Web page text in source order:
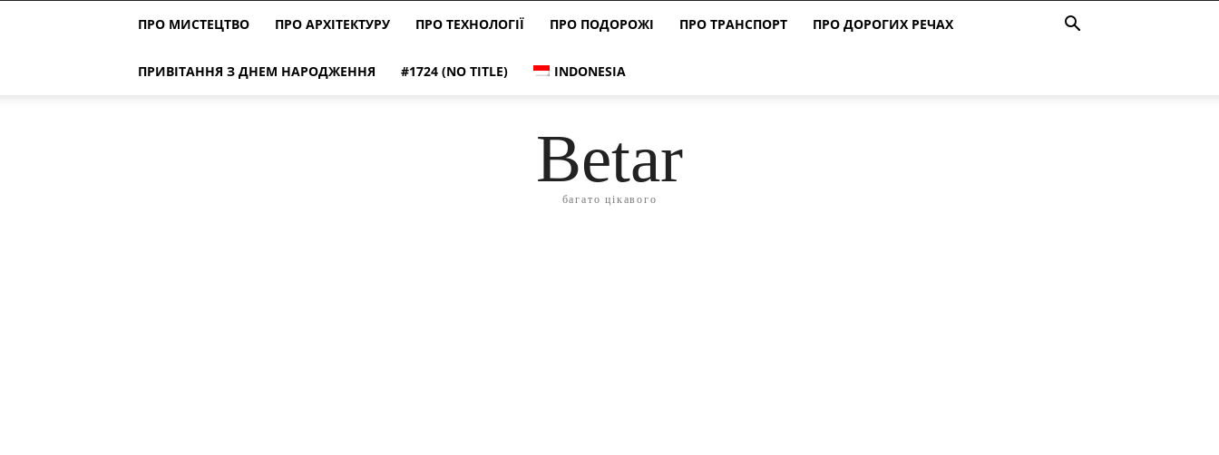
ПРО МИСТЕЦТВО ПРО АРХІТЕКТУРУ ПРО ТЕХНОЛОГІЇ ПРО ПОДОРОЖІ ПРО ТРАНСПОРТ ПРО ДОРОГИХ РЕЧАХ
ПРИВІТАННЯ З ДНЕМ НАРОДЖЕННЯ #1724 (NO TITLE) INDONESIA
Betar
багато цікавого